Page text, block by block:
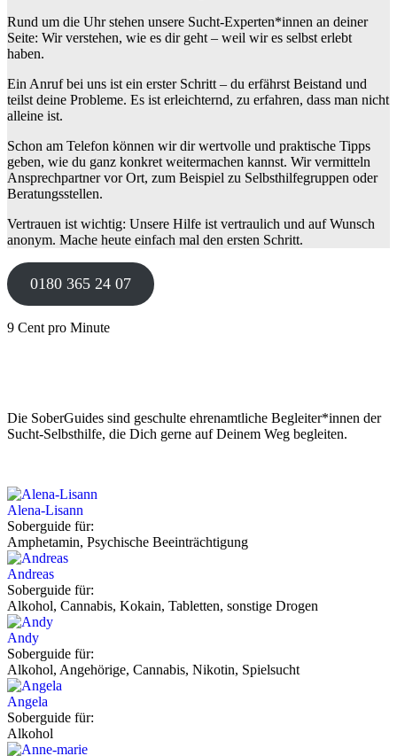
Rund um die Uhr stehen unsere Sucht-Experten*innen an deiner
Seite: Wir verstehen, wie es dir geht – weil wir es selbst erlebt
haben.
Ein Anruf bei uns ist ein erster Schritt – du erfährst Beistand und
teilst deine Probleme. Es ist erleichternd, zu erfahren, dass man nicht
alleine ist.
Schon am Telefon können wir dir wertvolle und praktische Tipps
geben, wie du ganz konkret weitermachen kannst. Wir vermitteln
Ansprechpartner vor Ort, zum Beispiel zu Selbsthilfegruppen oder
Beratungsstellen.
Vertrauen ist wichtig: Unsere Hilfe ist vertraulich und auf Wunsch
anonym. Mache heute einfach mal den ersten Schritt.
0180 365 24 07
9 Cent pro Minute
Die SoberGuides sind geschulte ehrenamtliche Begleiter*innen der
Sucht-Selbsthilfe, die Dich gerne auf Deinem Weg begleiten.
Alena-Lisann
Soberguide für:
Amphetamin, Psychische Beeinträchtigung
Andreas
Soberguide für:
Alkohol, Cannabis, Kokain, Tabletten, sonstige Drogen
Andy
Soberguide für:
Alkohol, Angehörige, Cannabis, Nikotin, Spielsucht
Angela
Soberguide für:
Alkohol